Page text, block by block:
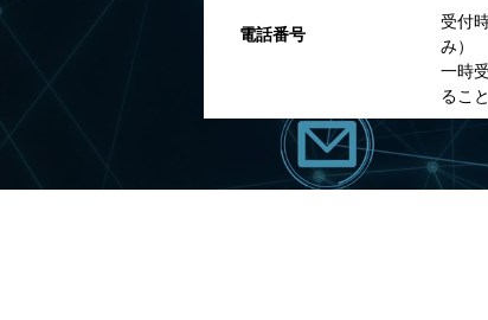
電話番号
受付
み）
一時
るこ